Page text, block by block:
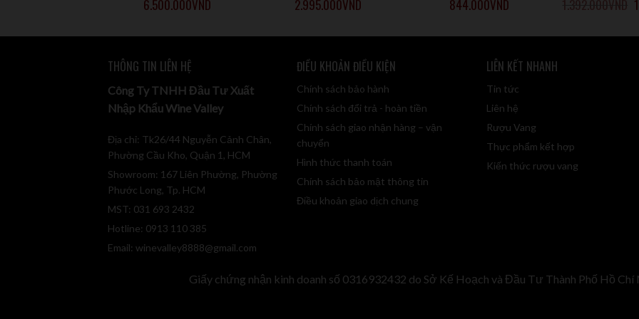
INBOX FANPAGE HOẶC GỌI HOTLINE 1900 636 749 ĐỂ SỞ HỮU BST NÀY VỚI GIÁ ƯU ĐÃI!!!
Có tất cả 40 bộ sưu tập, mỗi bộ sưu tập có số series riêng, đánh số từ SH202101 đến SH202140.
St Hallett là nhà làm rượu biểu tượng của vùng Barossa, một trong những nơi tốt nhất để sản xuất rượu vang
St Hallett Old Block
St Hallett Old Block được làm từ những cây nho Shiraz cổ nhất, tốt nhất có sẵn từ cả Thung lũng Barossa và
Hương hoa ngập tràn với hương anh đào và quả mâm xôi, tầng hương tiếp theo là mùi da thuộc,
khô và nhục đậu khấu.
Hương vị:St Hallett Old Block mang vẻ đẹp cân bằng và trang nhã. Nó bắt đầu với mùi hương của trái cây tươi,
cây sẫm màu, hậu vị đặc biệt kéo dài. Chất tannin mịn màng, xếp thành từng lớp hương vị. Đây là một loại rượu
triển theo thời gian.
St Hallett Blackwell
6.500.000VND 2.995.000VND 844.000VND
THÔNG TIN LIÊN HỆ
Công Ty TNHH Đầu Tư Xuất
Nhập Khẩu Wine Valley
Địa chỉ: Tk26/44 Nguyễn Cảnh Chân,
Phường Cầu Kho, Quận 1, HCM
Showroom: 167 Liên Phường, Phường
Phước Long, Tp. HCM
MST: 031 693 2432
Hotline: 0913 110 385
Email: winevalley8888@gmail.com
ĐIỀU KHOẢN ĐIỀU KIỆN
Chính sách bảo hành
Chính sách đổi trả - hoàn tiền
Chính sách giao nhận hàng – vận
chuyển
Hình thức thanh toán
Chính sách bảo mật thông tin
Điều khoản giao dịch chung
LIÊN KẾT NHANH
Tin tức
Liên hệ
Rượu Vang
Thực phẩm kết hợp
Kiến thức rượu vang
Giấy chứng nhận kinh doanh số 0316932432 do Sở Kế Hoạch và Đầu Tư Thành Phố Hồ